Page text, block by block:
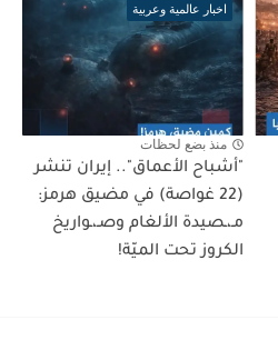
اخبار عالمية وعربية
منذ بضع لحظات
"أشباح الأعماق".. إيران تنشر
(22 غواصة) في مضيق هرمز:
مـ،ـصيدة الألغام وصـ،ـواريخ
الكروز تحت الميّة!